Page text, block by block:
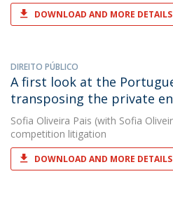
DOWNLOAD AND MORE DETAILS
DIREITO PÚBLICO
A first look at the
transposing the private
Sofia Oliveira Pais (with Sofia
competition litigation
DOWNLOAD AND MORE DETAILS